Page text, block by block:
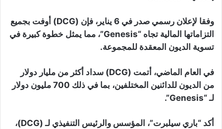
وفقا لإعلان رسمي صدر في 6 يناير، فإن (DCG) أوفت بجميع
التزاماتها المالية تجاه “Genesis”، مما يمثل خطوة كبيرة في
تسوية الديون المعقدة للمجموعة.
في العام الماضي، أتمت (DCG) سداد أكثر من مليار دولار
من الديون للدائنين المختلفين، بما في ذلك 700 مليون دولار
لـ “Genesis”.
أكد “باري سيلبرت”، المؤسس والرئيس التنفيذي لـ (DCG)،